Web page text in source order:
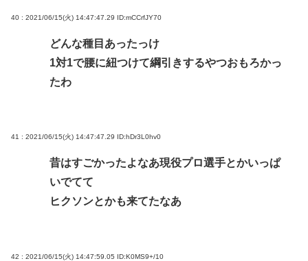
40 : 2021/06/15(火) 14:47:47.29 ID:mCCrfJY70
どんな種目あったっけ
1対1で腰に紐つけて綱引きするやつおもろかっ
たわ
41 : 2021/06/15(火) 14:47:47.29 ID:hDr3L0hv0
昔はすごかったよなあ現役プロ選手とかいっぱ
いでてて
ヒクソンとかも来てたなあ
42 : 2021/06/15(火) 14:47:59.05 ID:K0MS9+/10